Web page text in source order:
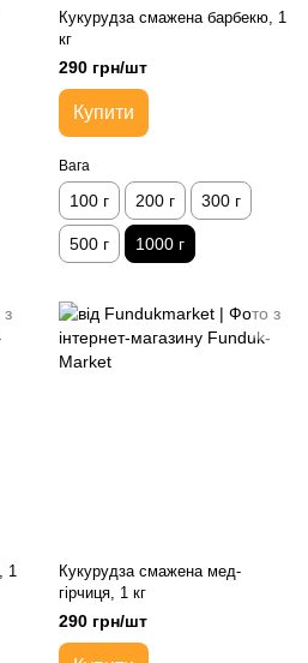
Кукурудза смажена барбекю, 1
кг
290 грн/шт
Купити
Вага
100 г 200 г 300 г
500 г 1000 г
1
Кукурудза смажена мед-
гірчиця, 1 кг
290 грн/шт